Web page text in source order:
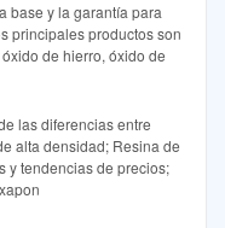
base y la garantía para
principales productos son
de hierro, óxido de
las diferencias entre
alta densidad; Resina de
y tendencias de precios;